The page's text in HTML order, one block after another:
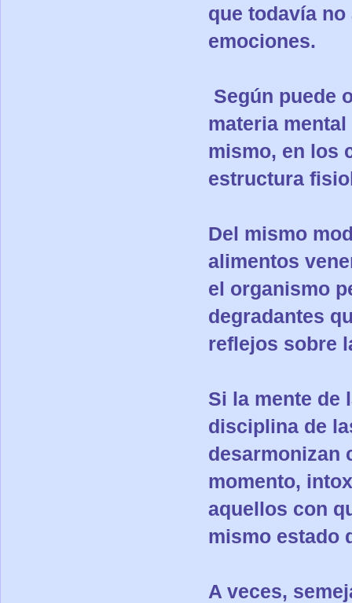
que todavía
emociones.
Según puede
materia
mismo, en los
estructura
Del mismo
alimentos
el organismo
degradantes
reflejos sobre
Si la mente de
disciplina de
desarmonizan
momento,
aquellos con
mismo estado
A veces,